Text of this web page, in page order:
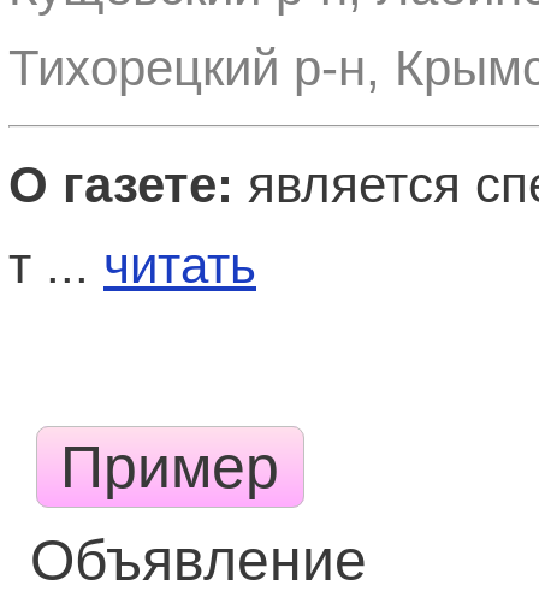
Тихорецкий р-н,
О газете: является
т ... читать
Пример
Объявление